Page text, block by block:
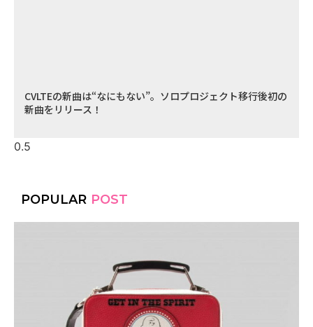
CVLTEの新曲は“なにもない”。ソロプロジェクト移行後初の
新曲をリリース！
POPULAR POST